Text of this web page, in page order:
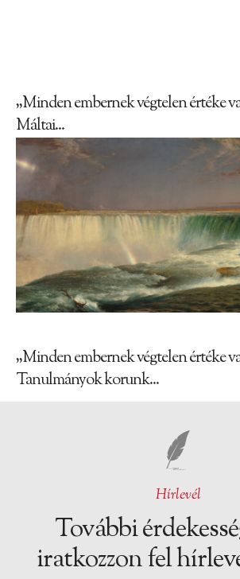
„Minden embernek végtelen értéke
Máltai...
„Minden embernek végtelen értéke
Tanulmányok korunk...
Hírlevél
További
iratkozzon fel